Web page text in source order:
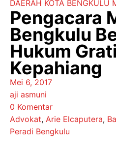
DAERAH KOTA BENGKULU
Pengacara
Bengkulu
Hukum
Kepahiang
Mei 6, 2017
aji asmuni
0 Komentar
Advokat, Arie Elcaputera,
Peradi Bengkulu